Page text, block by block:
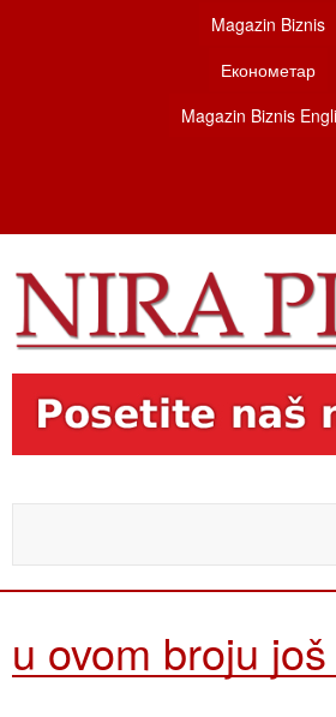
Magazin Biznis
Економетар
Magazin Biznis
u ovom broju